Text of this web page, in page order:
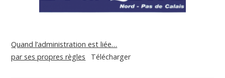
Quand l’administration est liée…
par ses propres règles
Télécharger